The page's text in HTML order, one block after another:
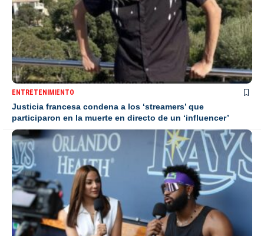
ENTRETENIMIENTO
Justicia francesa condena a los ‘streamers’ que
participaron en la muerte en directo de un ‘influencer’